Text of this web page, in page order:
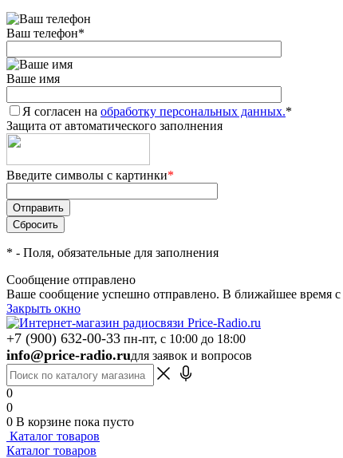
Ваш телефон*
Ваше имя
Я согласен на обработку персональных данных.*
Защита от автоматического заполнения
Введите символы с картинки*
* - Поля, обязательные для заполнения
Сообщение отправлено
Ваше сообщение успешно отправлено. В ближайшее время
Закрыть окно
+7 (900) 632-00-33 пн-пт, с 10:00 до 18:00
info@price-radio.ruдля заявок и вопросов
0
0
0 В корзине пока пусто
Каталог товаров
Каталог товаров